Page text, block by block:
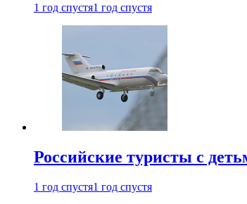
1 год спустя1 год спустя
Российские туристы с
1 год спустя1 год спустя